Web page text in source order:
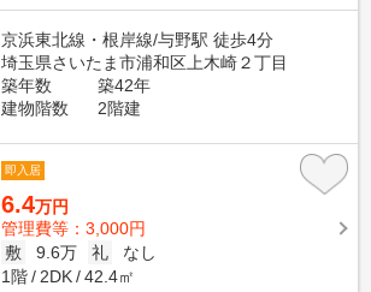
京浜東北線・根岸線/与野駅 徒歩4分
埼玉県さいたま市浦和区上木崎２丁目
築年数
築42年
建物階数
2階建
即入居
6.4万円
管理費等：3,000円
敷
9.6万 礼
なし
1階
2DK 42.4㎡